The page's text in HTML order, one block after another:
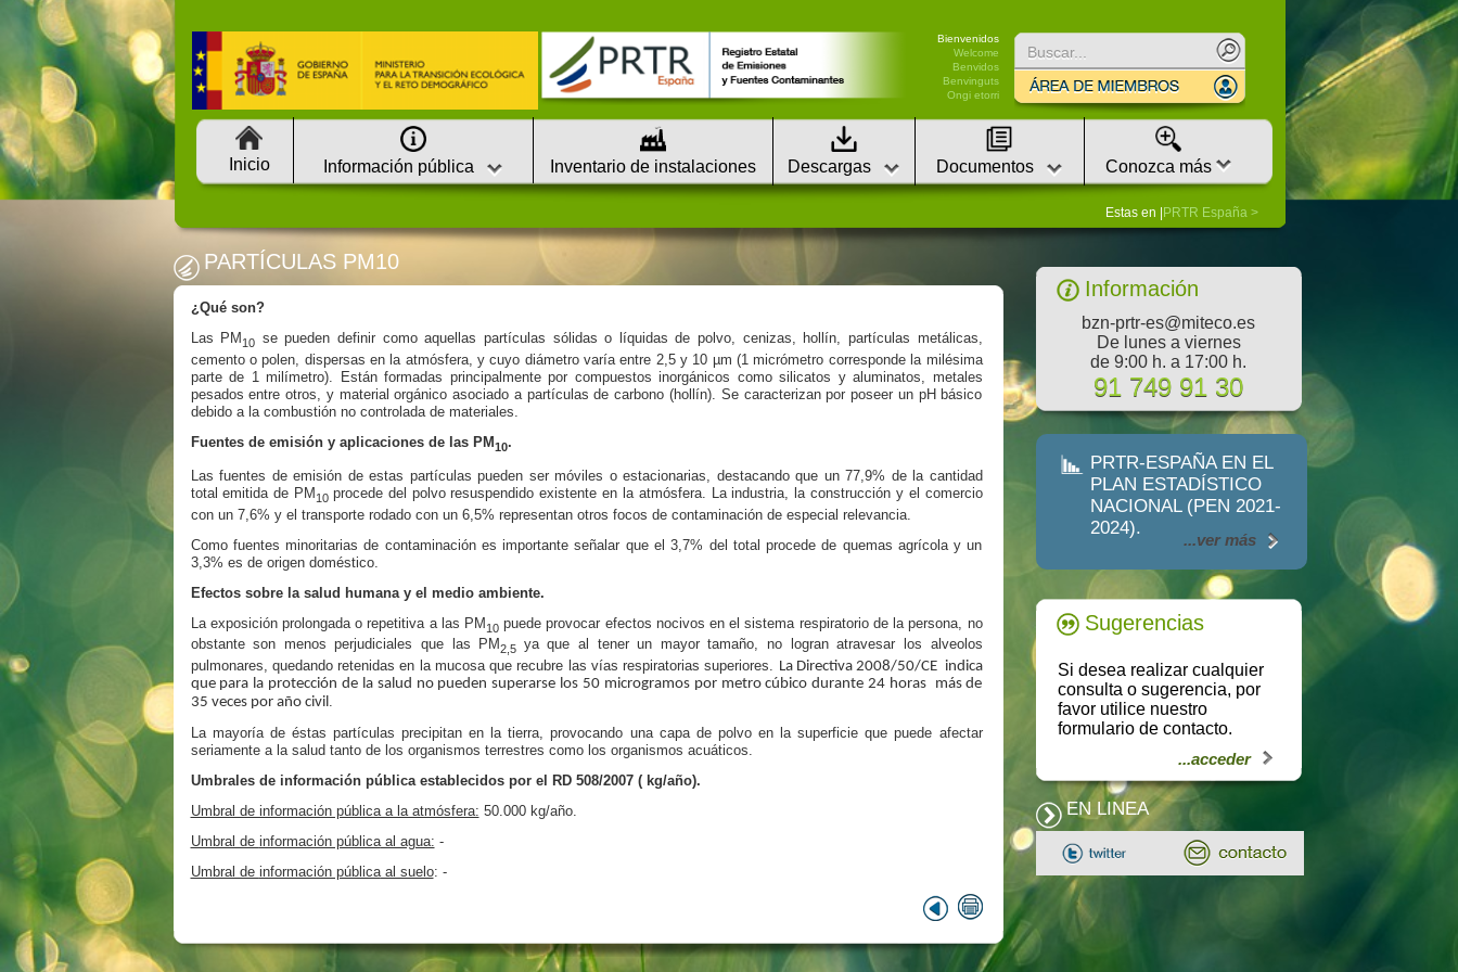
Bienvenidos
Welcome
Benvidos
Benvinguts
Ongi etorri
Buscar
Inicio Información pública Inventario de instalaciones Descargas Documentos Conozca más
Estas en | PRTR España
PARTÍCULAS PM10
¿Qué son?
Las PM 10 se pueden definir como aquellas partículas sólidas o líquidas de polvo, cenizas, hollín, partículas metálicas,
cemento o polen, dispersas en la atmósfera, y cuyo diámetro varía entre 2,5 y 10 µm (1 micrómetro corresponde la milésima
parte de 1 milímetro). Están formadas principalmente por compuestos inorgánicos como silicatos y aluminatos, metales
pesados entre otros, y material orgánico asociado a partículas de carbono (hollín). Se caracterizan por poseer un pH básico
debido a la combustión no controlada de materiales.
Fuentes de emisión y aplicaciones de las PM10.
Las fuentes de emisión de estas partículas pueden ser móviles o estacionarias, destacando que un 77,9% de la cantidad
total emitida de PM 10 procede del polvo resuspendido existente en la atmósfera. La industria, la construcción y el comercio
con un 7,6% y el transporte rodado con un 6,5% representan otros focos de contaminación de especial relevancia.
Como fuentes minoritarias de contaminación es importante señalar que el 3,7% del total procede de quemas agrícola y un
3,3% es de origen doméstico.
Efectos sobre la salud humana y el medio ambiente.
La exposición prolongada o repetitiva a las PM 10puede provocar efectos nocivos en el sistema respiratorio de la persona, no
obstante son menos perjudiciales que las PM2,5 ya que al tener un mayor tamaño, no logran atravesar los alveolos
pulmonares, quedando retenidas en la mucosa que recubre las vías respiratorias superiores.
La Directiva 2008/50/CE indica
que para la protección de la salud no pueden superarse los 50 microgramos por metro cúbico durante 24 horas más de
35 veces por año civil
La mayoría de éstas partículas precipitan en la tierra, provocando una capa de polvo en la superficie que puede afectar
seriamente a la salud tanto de los organismos terrestres como los organismos acuáticos.
Umbrales de información pública establecidos por el RD 508/2007 ( kg/año).
Umbral de información pública a la atmósfera: 50.000 kg/año.
Umbral de información públicaal agua: -
Umbral de información públicaal suelo: -
Información
bzn-prtr-es@miteco.es
De lunes a viernes
de 9:00 h. a 17:00 h.
91 749 91 30
PRTR-ESPAÑA EN EL
PLAN ESTADÍSTICO
NACIONAL (PEN 2021-
2024).
...ver más
Sugerencias
Si desea realizar cualquier
consulta o sugerencia, por
favor utilice nuestro
formulario de contacto.
...acceder
EN LINEA